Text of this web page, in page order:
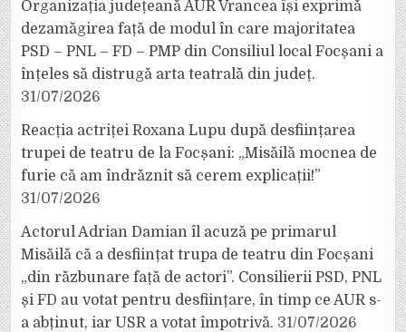
Organizația județeană AUR Vrancea își exprimă
dezamăgirea față de modul în care majoritatea
PSD – PNL – FD – PMP din Consiliul local Focșani a
înțeles să distrugă arta teatrală din județ.
31/07/2026
Reacția actriței Roxana Lupu după desființarea
trupei de teatru de la Focșani: „Misăilă mocnea de
furie că am îndrăznit să cerem explicații!”
31/07/2026
Actorul Adrian Damian îl acuză pe primarul
Misăilă că a desființat trupa de teatru din Focșani
„din răzbunare față de actori”. Consilierii PSD, PNL
și FD au votat pentru desființare, în timp ce AUR s-
a abținut, iar USR a votat împotrivă. 31/07/2026